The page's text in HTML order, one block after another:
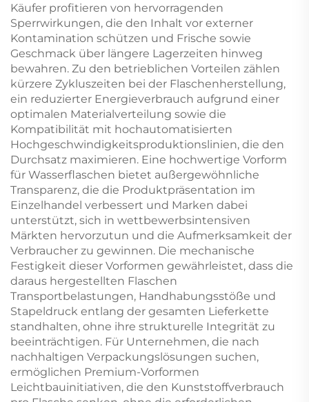
Käufer profitieren von hervorragenden
Sperrwirkungen, die den Inhalt vor externer
Kontamination schützen und Frische sowie
Geschmack über längere Lagerzeiten hinweg
bewahren. Zu den betrieblichen Vorteilen zählen
kürzere Zykluszeiten bei der Flaschenherstellung,
ein reduzierter Energieverbrauch aufgrund einer
optimalen Materialverteilung sowie die
Kompatibilität mit hochautomatisierten
Hochgeschwindigkeitsproduktionslinien, die den
Durchsatz maximieren. Eine hochwertige Vorform
für Wasserflaschen bietet außergewöhnliche
Transparenz, die die Produktpräsentation im
Einzelhandel verbessert und Marken dabei
unterstützt, sich in wettbewerbsintensiven
Märkten hervorzutun und die Aufmerksamkeit der
Verbraucher zu gewinnen. Die mechanische
Festigkeit dieser Vorformen gewährleistet, dass die
daraus hergestellten Flaschen
Transportbelastungen, Handhabungsstöße und
Stapeldruck entlang der gesamten Lieferkette
standhalten, ohne ihre strukturelle Integrität zu
beeinträchtigen. Für Unternehmen, die nach
nachhaltigen Verpackungslösungen suchen,
ermöglichen Premium-Vorformen
Leichtbauinitiativen, die den Kunststoffverbrauch